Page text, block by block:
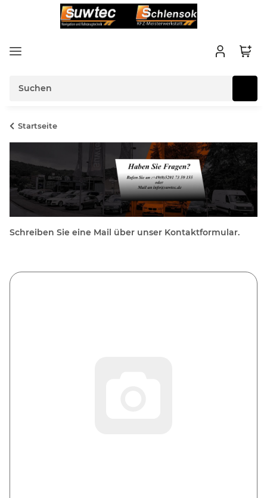
Startseite
Schreiben Sie eine Mail über unser Kontaktformular.